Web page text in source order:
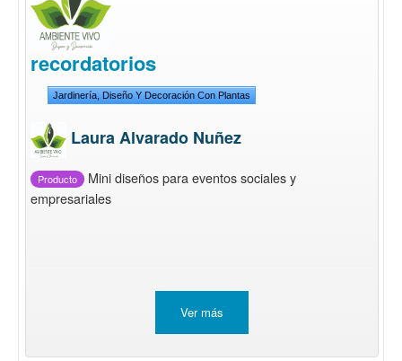
recordatorios
Jardinería, Diseño Y Decoración Con Plantas
Laura Alvarado Nuñez
Producto
Mini diseños para eventos sociales y
empresariales
Ver más